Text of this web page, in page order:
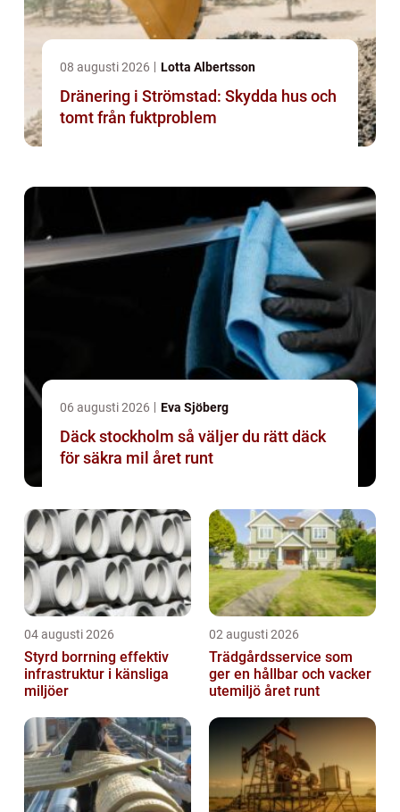
08 augusti 2026 Lotta Albertsson
Dränering i Strömstad: Skydda hus och
tomt från fuktproblem
06 augusti 2026 Eva Sjöberg
Däck stockholm så väljer du rätt däck
för säkra mil året runt
04 augusti 2026
Styrd borrning effektiv
infrastruktur i känsliga
miljöer
02 augusti 2026
Trädgårdsservice som
ger en hållbar och vacker
utemiljö året runt